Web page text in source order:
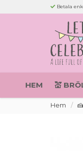
Betala
HEM 💒
Hem